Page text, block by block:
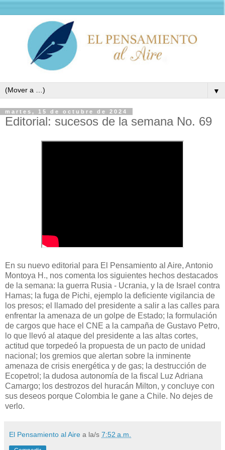
▼
martes, 15 de octubre de 2024
Editorial: sucesos de la semana No. 69
En su nuevo editorial para El Pensamiento al Aire, Antonio
Montoya H., nos comenta los siguientes hechos destacados
de la semana: la guerra Rusia - Ucrania, y la de Israel contra
Hamas; la fuga de Pichi, ejemplo la deficiente vigilancia de
los presos; el llamado del presidente a salir a las calles para
enfrentar la amenaza de un golpe de Estado; la formulación
de cargos que hace el CNE a la campaña de Gustavo Petro,
lo que llevó al ataque del presidente a las altas cortes,
actitud que torpedeó la propuesta de un pacto de unidad
nacional; los gremios que alertan sobre la inminente
amenaza de crisis energética y de gas; la destrucción de
Ecopetrol; la dudosa autonomía de la fiscal Luz Adriana
Camargo; los destrozos del huracán Milton, y concluye con
sus deseos porque Colombia le gane a Chile. No dejes de
verlo.
El Pensamiento al Aire a la/s 7:52 a.m.